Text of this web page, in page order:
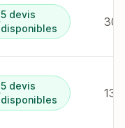
5 devis
disponibles
5 devis
disponibles